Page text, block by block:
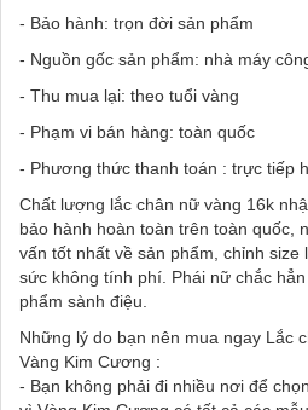
- Bảo hành: trọn đời sản phẩm
- Nguồn gốc sản phẩm: nhà máy
- Thu mua lại: theo tuổi vàng
- Phạm vi bán hàng: toàn quốc
- Phương thức thanh toán : trực tiếp
Chất lượng lắc chân nữ vàng 16k
bảo hành hoàn toàn trên toàn quốc,
vấn tốt nhất về sản phẩm, chỉnh size
sức không tính phí. Phái nữ chắc
phẩm sành điệu.
Những lý do bạn nên mua ngay Lắc
Vàng Kim Cương :
- Bạn không phải đi nhiều nơi để